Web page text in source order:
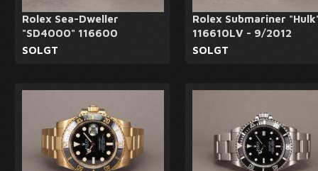
Rolex Sea-Dweller
"SD4000" 116600
SOLGT
Rolex Submariner
116610LV - 9/2012
SOLGT